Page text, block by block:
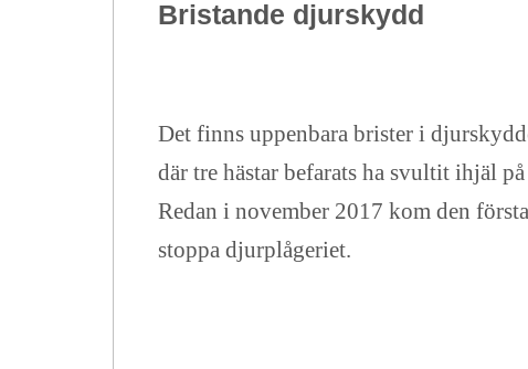
Bristande djurskydd
Det finns uppenbara brister i
där tre hästar befarats ha svultit ihjäl
Redan i november 2017 kom den
stoppa djurplågeriet.